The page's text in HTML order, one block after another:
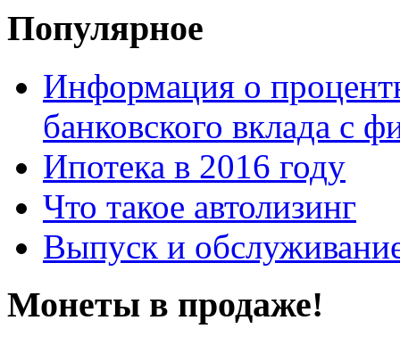
Популярное
Информация о
банковского вклада с
Ипотека в 2016 году
Что такое автолизинг
Выпуск и
Монеты в продаже!